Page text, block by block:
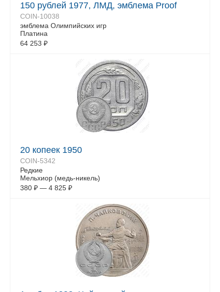
150 рублей 1977, ЛМД, эмблема Proof
COIN-10038
эмблема Олимпийских игр
Платина
64 253 ₽
20 копеек 1950
COIN-5342
Редкие
Мельхиор (медь-никель)
380 ₽ — 4 825 ₽